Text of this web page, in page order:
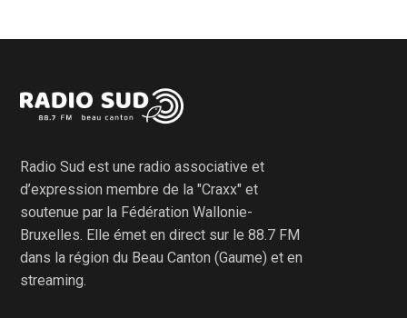
Radio Sud est une radio associative et
d’expression membre de la "Craxx" et
soutenue par la Fédération Wallonie-
Bruxelles. Elle émet en direct sur le 88.7 FM
dans la région du Beau Canton (Gaume) et en
streaming.